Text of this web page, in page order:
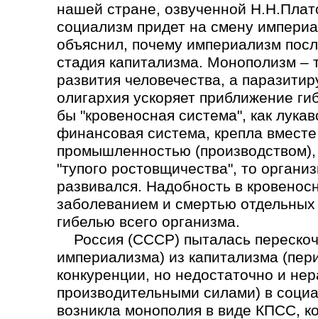
нашей стране, озвученной
социализм придет на смену
объяснил, почему империализм
стадия капитализма. Монополизм –
развития человечества, а
олигархия ускоряет приближение
бы "кровеносная система", как
финансовая система, крепла
промышленностью (производством),
"тупого ростовщичества", то
развивался. Надобность в
заболеванием и смертью отдельных
гибелью всего организма.
Россия (СССР) пыталась
империализма) из капитализма
конкуренции, но недостаточно и
производительными силами) в
возникла монополия в виде КПСС,